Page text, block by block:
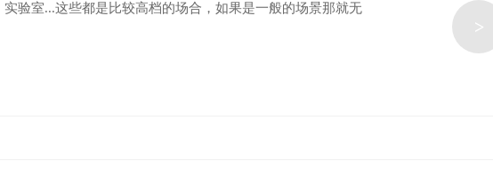
验室...这些都是比较高档的场合，如果是一般的场景那就无
>